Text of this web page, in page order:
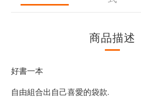
商品描述
好書一本
自由組合出自己喜愛的袋款.